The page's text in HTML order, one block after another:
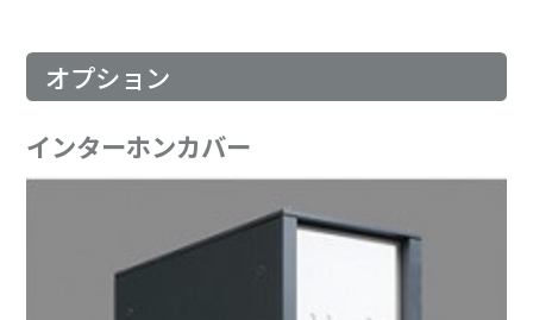
オプション
インターホンカバー